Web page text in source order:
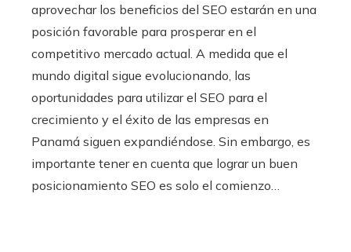
aprovechar los beneficios del SEO estarán en una
posición favorable para prosperar en el
competitivo mercado actual. A medida que el
mundo digital sigue evolucionando, las
oportunidades para utilizar el SEO para el
crecimiento y el éxito de las empresas en
Panamá siguen expandiéndose. Sin embargo, es
importante tener en cuenta que lograr un buen
posicionamiento SEO es solo el comienzo…